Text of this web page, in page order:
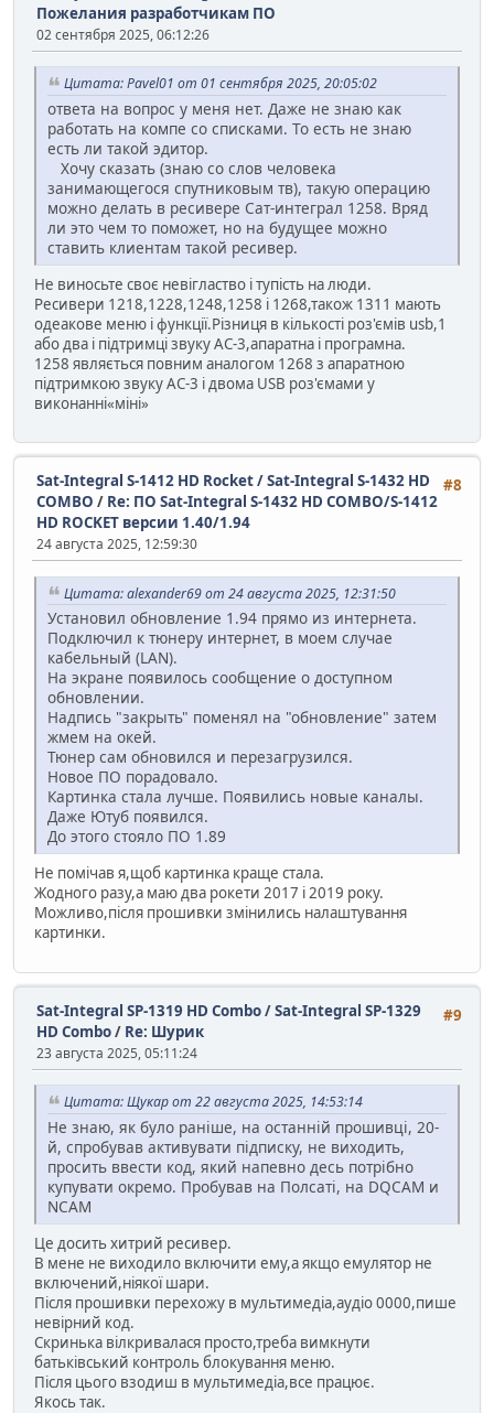
Пожелания разработчикам ПО
02 сентября 2025, 06:12:26
Цитата: Pavel01 от 01 сентября 2025, 20:05:02
ответа на вопрос у меня нет. Даже не знаю как
работать на компе со списками. То есть не знаю
есть ли такой эдитор.
Хочу сказать (знаю со слов человека
занимающегося спутниковым тв), такую операцию
можно делать в ресивере Сат-интеграл 1258. Вряд
ли это чем то поможет, но на будущее можно
ставить клиентам такой ресивер.
Не виносьте своє невігластво і тупість на люди.
Ресивери 1218,1228,1248,1258 і 1268,також 1311 мають
одеакове меню і функції.Різниця в кількості роз'ємів usb,1
або два і підтримці звуку АС-3,апаратна і програмна.
1258 являється повним аналогом 1268 з апаратною
підтримкою звуку АС-3 і двома USB роз'ємами у
виконанні«міні»
#8
Sat-Integral S-1412 HD Rocket / Sat-Integral S-1432 HD
COMBO / Re: ПО Sat-Integral S-1432 HD COMBO/S-1412
HD ROCKET версии 1.40/1.94
24 августа 2025, 12:59:30
Цитата: alexander69 от 24 августа 2025, 12:31:50
Установил обновление 1.94 прямо из интернета.
Подключил к тюнеру интернет, в моем случае
кабельный (LAN).
На экране появилось сообщение о доступном
обновлении.
Надпись "закрыть" поменял на "обновление" затем
жмем на окей.
Тюнер сам обновился и перезагрузился.
Новое ПО порадовало.
Картинка стала лучше. Появились новые каналы.
Даже Ютуб появился.
До этого стояло ПО 1.89
Не помічав я,щоб картинка краще стала.
Жодного разу,а маю два рокети 2017 і 2019 року.
Можливо,після прошивки змінились налаштування
картинки.
#9
Sat-Integral SP-1319 HD Combo / Sat-Integral SP-1329
HD Combo/ Re: Шурик
23 августа 2025, 05:11:24
Цитата: Щукар от 22 августа 2025, 14:53:14
Не знаю, як було раніше, на останній прошивці, 20-
й, спробував активувати підписку, не виходить,
просить ввести код, який напевно десь потрібно
купувати окремо. Пробував на Полсаті, на DQCAM и
NCAM
Це досить хитрий ресивер.
В мене не виходило включити ему,а якщо емулятор не
включений,ніякої шари.
Після прошивки перехожу в мультимедіа,аудіо 0000,пише
невірний код.
Скринька вілкривалася просто,треба вимкнути
батьківський контроль блокування меню.
Після цього взодиш в мультимедіа,все працює.
Якось так.